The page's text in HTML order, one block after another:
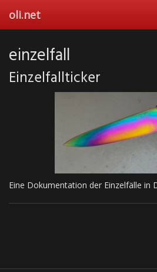
main
oli.net
einzelfall
Einzelfallticker
Eine Dokumentation der Einzelfälle in